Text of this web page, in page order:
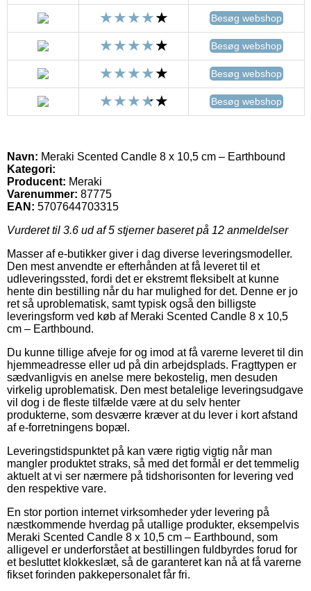
Besøg webshop
Besøg webshop
Besøg webshop
Besøg webshop
Navn: Meraki Scented Candle 8 x 10,5 cm – Earthbound
Kategori:
Producent: Meraki
Varenummer: 87775
EAN: 5707644703315
Vurderet til 3.6 ud af 5 stjerner baseret på 12 anmeldelser
Masser af e-butikker giver i dag diverse leveringsmodeller.
Den mest anvendte er efterhånden at få leveret til et
udleveringssted, fordi det er ekstremt fleksibelt at kunne
hente din bestilling når du har mulighed for det. Denne er jo
ret så uproblematisk, samt typisk også den billigste
leveringsform ved køb af Meraki Scented Candle 8 x 10,5
cm – Earthbound.
Du kunne tillige afveje for og imod at få varerne leveret til din
hjemmeadresse eller ud på din arbejdsplads. Fragttypen er
sædvanligvis en anelse mere bekostelig, men desuden
virkelig uproblematisk. Den mest betalelige leveringsudgave
vil dog i de fleste tilfælde være at du selv henter
produkterne, som desværre kræver at du lever i kort afstand
af e-forretningens bopæl.
Leveringstidspunktet på kan være rigtig vigtig når man
mangler produktet straks, så med det formål er det temmelig
aktuelt at vi ser nærmere på tidshorisonten for levering ved
den respektive vare.
En stor portion internet virksomheder yder levering på
næstkommende hverdag på utallige produkter, eksempelvis
Meraki Scented Candle 8 x 10,5 cm – Earthbound, som
alligevel er underforstået at bestillingen fuldbyrdes forud for
et besluttet klokkeslæt, så de garanteret kan nå at få varerne
fikset forinden pakkepersonalet får fri.